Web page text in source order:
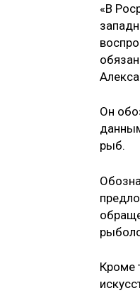
«В
Он
рыб.
Кроме